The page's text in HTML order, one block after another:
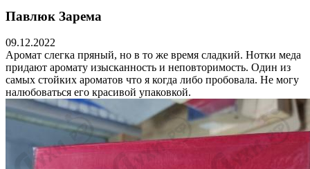
Павлюк Зарема
09.12.2022
Аромат слегка пряный, но в то же время сладкий. Нотки меда
придают аромату изысканность и неповторимость. Один из
самых стойких ароматов что я когда либо пробовала. Не могу
налюбоваться его красивой упаковкой.